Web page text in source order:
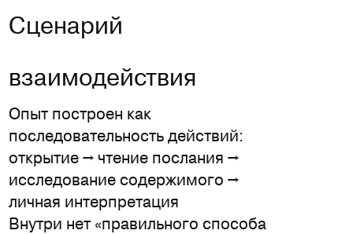
Сценарий
взаимодействия
Опыт построен как
последовательность действий:
открытие → чтение послания →
исследование содержимого →
личная интерпретация
Внутри нет «правильного способа